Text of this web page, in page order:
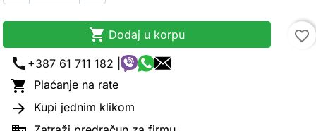
 Dodaj u korpu
favorite_border
call +387 61 711 182 |
 Plaćanje na rate
 Kupi jednim klikom